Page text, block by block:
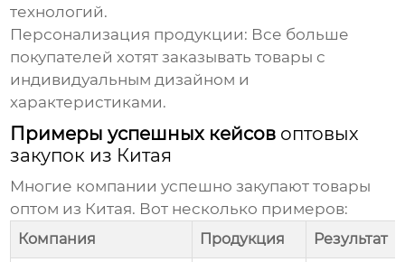
технологий.
Персонализация продукции: Все больше
покупателей хотят заказывать товары с
индивидуальным дизайном и
характеристиками.
Примеры успешных кейсов оптовых
закупок из Китая
Многие компании успешно закупают товары
оптом из Китая. Вот несколько примеров:
Компания Продукция Результат